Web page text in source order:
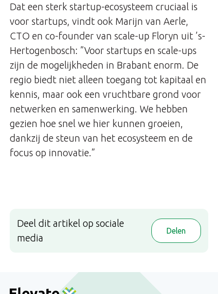
Dat een sterk startup-ecosysteem cruciaal is
voor startups, vindt ook Marijn van Aerle,
CTO en co-founder van scale-up Floryn uit ’s-
Hertogenbosch: ”Voor startups en scale-ups
zijn de mogelijkheden in Brabant enorm. De
regio biedt niet alleen toegang tot kapitaal en
kennis, maar ook een vruchtbare grond voor
netwerken en samenwerking. We hebben
gezien hoe snel we hier kunnen groeien,
dankzij de steun van het ecosysteem en de
focus op innovatie.”
Deel dit artikel op sociale
media
Delen